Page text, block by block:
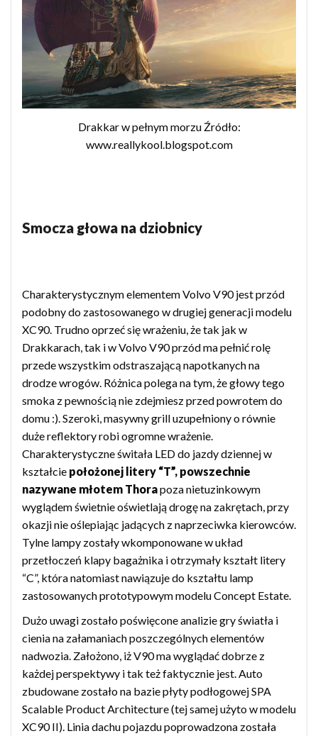
Drakkar w pełnym morzu Źródło:
www.reallykool.blogspot.com
Smocza głowa na dziobnicy
Charakterystycznym elementem Volvo V90 jest przód
podobny do zastosowanego w drugiej generacji modelu
XC90. Trudno oprzeć się wrażeniu, że tak jak w
Drakkarach, tak i w Volvo V90 przód ma pełnić rolę
przede wszystkim odstraszającą napotkanych na
drodze wrogów. Różnica polega na tym, że głowy tego
smoka z pewnością nie zdejmiesz przed powrotem do
domu :). Szeroki, masywny grill uzupełniony o równie
duże reflektory robi ogromne wrażenie.
Charakterystyczne świtała LED do jazdy dziennej w
kształcie położonej litery “T”, powszechnie
nazywane młotem Thorapoza nietuzinkowym
wyglądem świetnie oświetlają drogę na zakrętach, przy
okazji nie oślepiając jadących z naprzeciwka kierowców.
Tylne lampy zostały wkomponowane w układ
przetłoczeń klapy bagażnika i otrzymały kształt litery
“C”, która natomiast nawiązuje do kształtu lamp
zastosowanych prototypowym modelu Concept Estate.
Dużo uwagi zostało poświęcone analizie gry światła i
cienia na załamaniach poszczególnych elementów
nadwozia. Założono, iż V90 ma wyglądać dobrze z
każdej perspektywy i tak też faktycznie jest. Auto
zbudowane zostało na bazie płyty podłogowej SPA
Scalable Product Architecture (tej samej użyto w modelu
XC90 II). Linia dachu pojazdu poprowadzona została